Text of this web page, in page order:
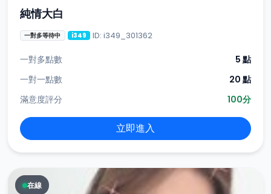
純情大白
一對多等待中 i349 ID: i349_301362
一對多點數
5 點
一對一點數
20 點
滿意度評分
100分
立即進入
在線